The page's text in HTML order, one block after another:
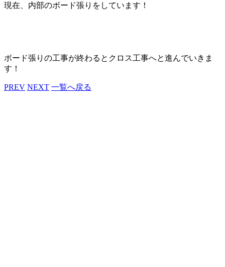
現在、内部のボード張りをしています！
ボード張りの工事が終わるとクロス工事へと進んでいきま
す！
PREV NEXT 一覧へ戻る